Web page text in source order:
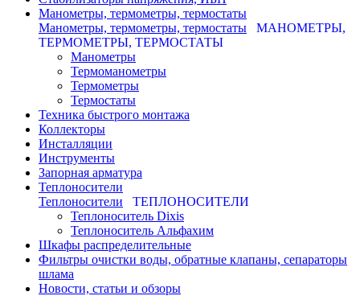
Манометры, термометры, термостаты
Манометры, термометры, термостаты
МАНОМЕТРЫ,
ТЕРМОМЕТРЫ, ТЕРМОСТАТЫ
Манометры
Термоманометры
Термометры
Термостаты
Техника быстрого монтажа
Коллекторы
Инсталляции
Инструменты
Запорная арматура
Теплоносители
Теплоносители
ТЕПЛОНОСИТЕЛИ
Теплоноситель Dixis
Теплоноситель Альфахим
Шкафы распределительные
Фильтры очистки воды, обратные клапаны, сепараторы
шлама
Новости, статьи и обзоры